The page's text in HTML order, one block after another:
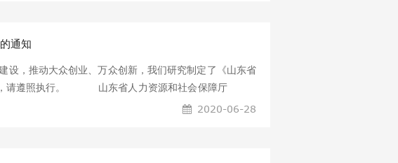
通知
，推动大众创业、万众创新，我们研究制定了《山东省
们，请遵照执行。 山东省人力资源和社会保障厅
创业大学评估认定暂行办法 第一章 总 则 第一条 为
2020-06-28